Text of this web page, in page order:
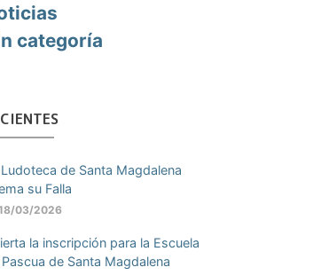
categoría
de Santa Magdalena
su Falla
03/2026
la inscripción para la Escuela
de Santa Magdalena